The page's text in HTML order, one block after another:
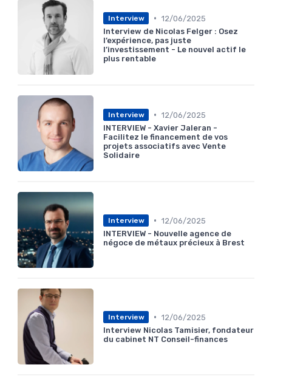
Interview • 12/06/2025
Interview de Nicolas Felger : Osez
l’expérience, pas juste
l’investissement - Le nouvel actif le
plus rentable
Interview • 12/06/2025
INTERVIEW - Xavier Jaleran -
Facilitez le financement de vos
projets associatifs avec Vente
Solidaire
Interview • 12/06/2025
INTERVIEW - Nouvelle agence de
négoce de métaux précieux à Brest
Interview • 12/06/2025
Interview Nicolas Tamisier, fondateur
du cabinet NT Conseil-finances